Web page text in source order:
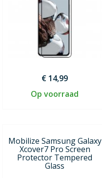
€ 14,99
Op voorraad
Mobilize Samsung Galaxy
Xcover7 Pro Screen
Protector Tempered
Glass